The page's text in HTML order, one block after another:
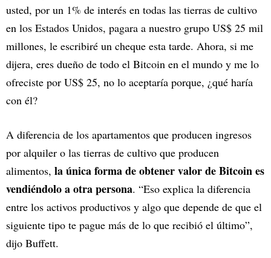
usted, por un 1% de interés en todas las tierras de cultivo
en los Estados Unidos, pagara a nuestro grupo US$ 25 mil
millones, le escribiré un cheque esta tarde. Ahora, si me
dijera, eres dueño de todo el Bitcoin en el mundo y me lo
ofreciste por US$ 25, no lo aceptaría porque, ¿qué haría
con él?
A diferencia de los apartamentos que producen ingresos
por alquiler o las tierras de cultivo que producen
alimentos, la única forma de obtener valor de Bitcoin es
vendiéndolo a otra persona. “Eso explica la diferencia
entre los activos productivos y algo que depende de que el
siguiente tipo te pague más de lo que recibió el último”,
dijo Buffett.